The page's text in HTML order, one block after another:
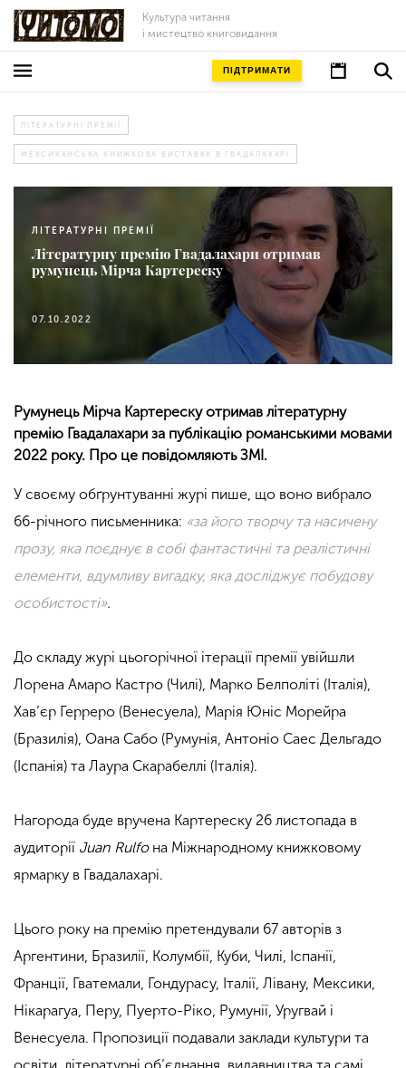
Культура читання
і мистецтво книговидання
ПІДТРИМАТИ
ЛІТЕРАТУРНІ ПРЕМІЇ
МЕКСИКАНСЬКА КНИЖКОВА ВИСТАВКА В ГВАДАЛАХАРІ
ЛІТЕРАТУРНІ ПРЕМІЇ
Літературну премію Гвадалахари отримав
румунець Мірча Картереску
07.10.2022
Румунець Мірча Картереску отримав літературну
премію Гвадалахари за публікацію романськими мовами
2022 року. Про це повідомляють ЗМІ.
У своєму обґрунтуванні журі пише, що воно вибрало
66-річного письменника: «за його творчу та насичену
прозу, яка поєднує в собі фантастичні та реалістичні
елементи, вдумливу вигадку, яка досліджує побудову
особистості».
До складу журі цьогорічної ітерації премії увійшли
Лорена Амаро Кастро (Чилі), Марко Белполіті (Італія),
Хав’єр Герреро (Венесуела), Марія Юніс Морейра
(Бразилія), Оана Сабо (Румунія, Антоніо Саес Дельгадо
(Іспанія) та Лаура Скарабеллі (Італія).
Нагорода буде вручена Картереску 26 листопада в
аудиторії Juan Rulfoна Міжнародному книжковому
ярмарку в Гвадалахарі.
Цього року на премію претендували 67 авторів з
Аргентини, Бразилії, Колумбії, Куби, Чилі, Іспанії,
Франції, Гватемали, Гондурасу, Італії, Лівану, Мексики,
Нікарагуа, Перу, Пуерто-Ріко, Румунії, Уругвай і
Венесуела. Пропозиції подавали заклади культури та